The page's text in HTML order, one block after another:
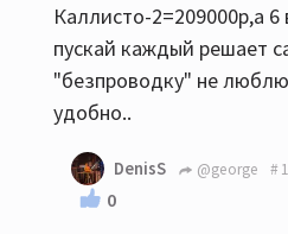
Каллисто-2=209000р,а
пускай каждый решает
"безпроводку" не
удобно..
DenisS @george
0